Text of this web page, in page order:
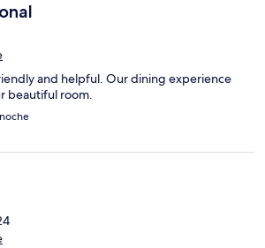
and helpful. Our dining experience
beautiful room.